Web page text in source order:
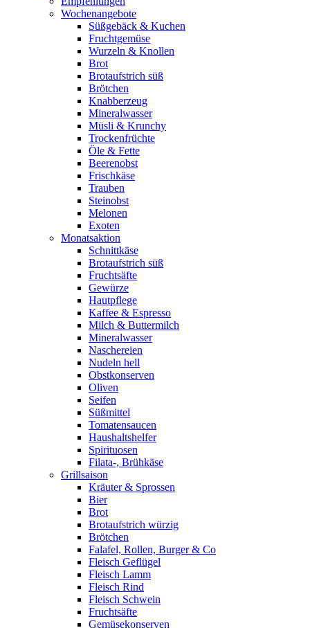
Wochenangebote
Süßgebäck & Kuchen
Fruchtgemüse
Wurzeln & Knollen
Brot
Brotaufstrich süß
Brötchen
Knabberzeug
Mineralwasser
Müsli & Krunchy
Trockenfrüchte
Öle & Fette
Beerenobst
Frischkäse
Trauben
Steinobst
Melonen
Exoten
Monatsaktion
Schnittkäse
Brotaufstrich süß
Fruchtsäfte
Gewürze
Hautpflege
Kaffee & Espresso
Milch & Buttermilch
Mineralwasser
Naschereien
Nudeln hell
Obstkonserven
Oliven
Seifen
Süßmittel
Tomatensaucen
Haushaltshelfer
Spirituosen
Filata-, Brühkäse
Grillsaison
Kräuter & Sprossen
Bier
Brot
Brotaufstrich würzig
Brötchen
Falafel, Rollen, Burger & Co
Fleisch Geflügel
Fleisch Lamm
Fleisch Rind
Fleisch Schwein
Fruchtsäfte
Gemüsekonserven